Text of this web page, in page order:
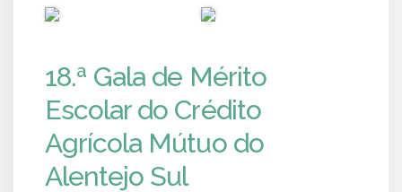
18.ª Gala de Mérito
Escolar do Crédito
Agrícola Mútuo do
Alentejo Sul